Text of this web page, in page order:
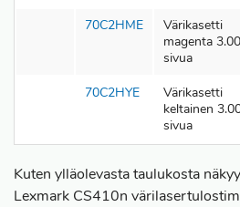
70C2HME
Värikasetti
magenta
sivua
70C2HYE
Värikasetti
keltainen
sivua
Kuten ylläolevasta taulukosta
Lexmark CS410n